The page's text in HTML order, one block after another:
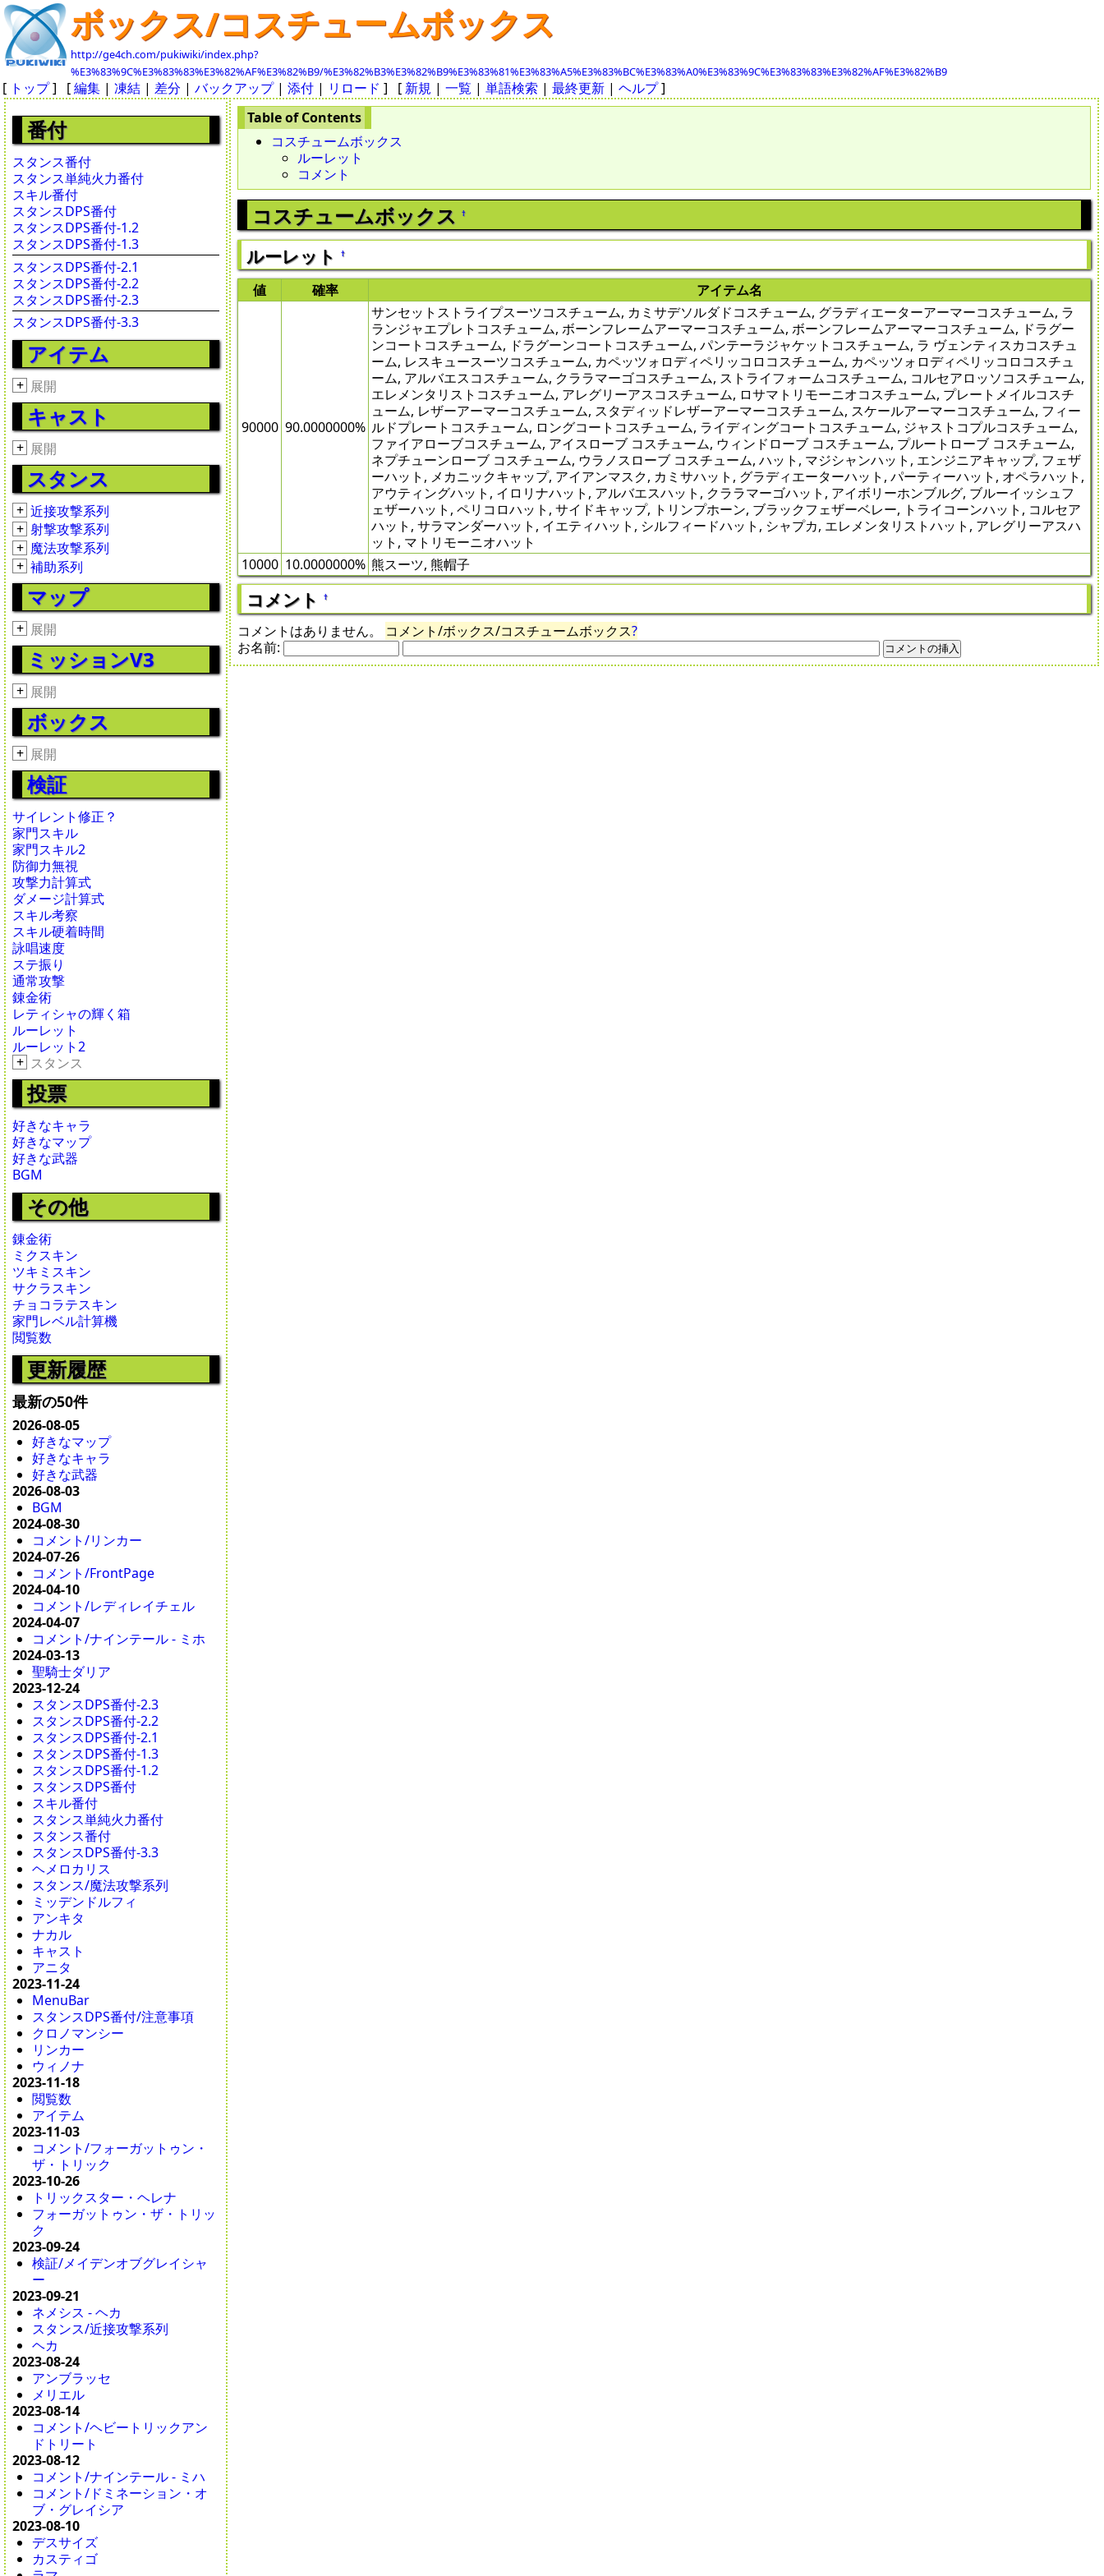
ボックス/コスチュームボックス
http://ge4ch.com/pukiwiki/index.php?
%E3%83%9C%E3%83%83%E3%82%AF%E3%82%B9/%E3%82%B3%E3%82%B9%E3%83%81%E3%83%A5%E3%83%BC%E3%83%A0%E3%83%9C%E3%83%83%E3%82%AF%E3%82%B9
[ トップ] [編集 |凍結 | 差分 |バックアップ|添付 | リロード ] [ 新規 |一覧 |単語検索 |最終更新 |ヘルプ]
番付
スタンス番付
スタンス単純火力番付
スキル番付
スタンスDPS番付
スタンスDPS番付-1.2
スタンスDPS番付-1.3
スタンスDPS番付-2.1
スタンスDPS番付-2.2
スタンスDPS番付-2.3
スタンスDPS番付-3.3
アイテム
+ 展開
キャスト
+ 展開
スタンス
+ 近接攻撃系列
+ 射撃攻撃系列
+ 魔法攻撃系列
+ 補助系列
マップ
+ 展開
ミッションV3
+ 展開
ボックス
+ 展開
検証
サイレント修正？
家門スキル
家門スキル2
防御力無視
攻撃力計算式
ダメージ計算式
スキル考察
スキル硬着時間
詠唱速度
ステ振り
通常攻撃
錬金術
レティシャの輝く箱
ルーレット
ルーレット2
+ スタンス
投票
好きなキャラ
好きなマップ
好きな武器
BGM
その他
錬金術
ミクスキン
ツキミスキン
サクラスキン
チョコラテスキン
家門レベル計算機
閲覧数
更新履歴
最新の50件
2026-08-05
好きなマップ
好きなキャラ
好きな武器
2026-08-03
BGM
2024-08-30
コメント/リンカー
2024-07-26
コメント/FrontPage
2024-04-10
コメント/レディレイチェル
2024-04-07
コメント/ナインテール - ミホ
2024-03-13
聖騎士ダリア
2023-12-24
スタンスDPS番付-2.3
スタンスDPS番付-2.2
スタンスDPS番付-2.1
スタンスDPS番付-1.3
スタンスDPS番付-1.2
スタンスDPS番付
スキル番付
スタンス単純火力番付
スタンス番付
スタンスDPS番付-3.3
ヘメロカリス
スタンス/魔法攻撃系列
ミッデンドルフィ
アンキタ
ナカル
キャスト
アニタ
2023-11-24
MenuBar
スタンスDPS番付/注意事項
クロノマンシー
リンカー
ウィノナ
2023-11-18
閲覧数
アイテム
2023-11-03
コメント/フォーガットゥン・
ザ・トリック
2023-10-26
トリックスター・ヘレナ
フォーガットゥン・ザ・トリッ
ク
2023-09-24
検証/メイデンオブグレイシャ
ー
2023-09-21
ネメシス - ヘカ
スタンス/近接攻撃系列
ヘカ
2023-08-24
アンブラッセ
メリエル
2023-08-14
コメント/ヘビートリックアン
ドトリート
2023-08-12
コメント/ナインテール - ミハ
コメント/ドミネーション・オ
ブ・グレイシア
2023-08-10
デスサイズ
カスティゴ
コスチュームボックス
ルーレット
コメント
コスチュームボックス†
ルーレット †
値 確率 アイテム名
90000 90.0000000%
サンセットストライプスーツコスチューム, カミサデソルダドコスチューム, グラディエーターアーマーコスチューム, ラ
ランジャエプレトコスチューム, ボーンフレームアーマーコスチューム, ボーンフレームアーマーコスチューム, ドラグー
ンコートコスチューム, ドラグーンコートコスチューム, パンテーラジャケットコスチューム, ラ ヴェンティスカコスチュ
ーム, レスキュースーツコスチューム, カペッツォロディペリッコロコスチューム, カペッツォロディペリッコロコスチュ
ーム, アルバエスコスチューム, クララマーゴコスチューム, ストライフォームコスチューム, コルセアロッソコスチューム,
エレメンタリストコスチューム, アレグリーアスコスチューム, ロサマトリモーニオコスチューム, プレートメイルコスチ
ューム, レザーアーマーコスチューム, スタディッドレザーアーマーコスチューム, スケールアーマーコスチューム, フィー
ルドプレートコスチューム, ロングコートコスチューム, ライディングコートコスチューム, ジャストコプルコスチューム,
ファイアローブコスチューム, アイスローブ コスチューム, ウィンドローブ コスチューム, プルートローブ コスチューム,
ネプチューンローブ コスチューム, ウラノスローブ コスチューム, ハット, マジシャンハット, エンジニアキャップ, フェザ
ーハット, メカニックキャップ, アイアンマスク, カミサハット, グラディエーターハット, パーティーハット, オペラハット,
アウティングハット, イロリナハット, アルバエスハット, クララマーゴハット, アイボリーホンブルグ, ブルーイッシュフ
ェザーハット, ペリコロハット, サイドキャップ, トリンプホーン, ブラックフェザーベレー, トライコーンハット, コルセア
ハット, サラマンダーハット, イエティハット, シルフィードハット, シャプカ, エレメンタリストハット, アレグリーアスハ
ット, マトリモーニオハット
10000 10.0000000% 熊スーツ, 熊帽子
コメント †
コメントはありません。 コメント/ボックス/コスチュームボックス?
お名前: